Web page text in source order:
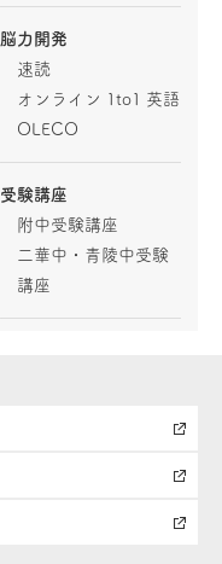
脳力開発
速読
オンライン 1to1 英語
OLECO
受験講座
附中受験講座
二華中・青陵中受験
講座